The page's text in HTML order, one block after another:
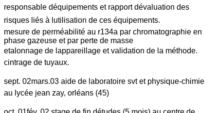
responsable déquipements et rapport dévaluation des
risques liés à lutilisation de ces équipements.
mesure de perméabilité au r134a par chromatographie en
phase gazeuse et par perte de masse
etalonnage de lappareillage et validation de la méthode.
cintrage de tuyaux.
sept. 02mars.03 aide de laboratoire svt et physique-chimie
au lycée jean zay, orléans (45)